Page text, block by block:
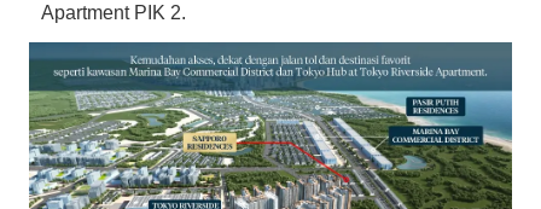
Apartment PIK 2.